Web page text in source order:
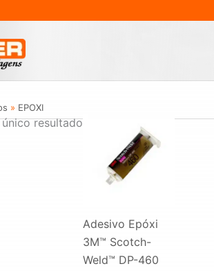
EPOXI
resultado
Adesivo Epóxi
3M™ Scotch-
Weld™ DP-460